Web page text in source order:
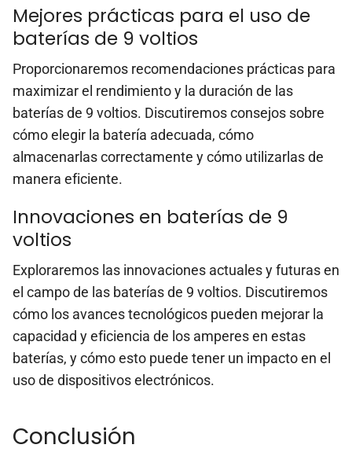
Mejores prácticas para el uso de
baterías de 9 voltios
Proporcionaremos recomendaciones prácticas para
maximizar el rendimiento y la duración de las
baterías de 9 voltios. Discutiremos consejos sobre
cómo elegir la batería adecuada, cómo
almacenarlas correctamente y cómo utilizarlas de
manera eficiente.
Innovaciones en baterías de 9
voltios
Exploraremos las innovaciones actuales y futuras en
el campo de las baterías de 9 voltios. Discutiremos
cómo los avances tecnológicos pueden mejorar la
capacidad y eficiencia de los amperes en estas
baterías, y cómo esto puede tener un impacto en el
uso de dispositivos electrónicos.
Conclusión